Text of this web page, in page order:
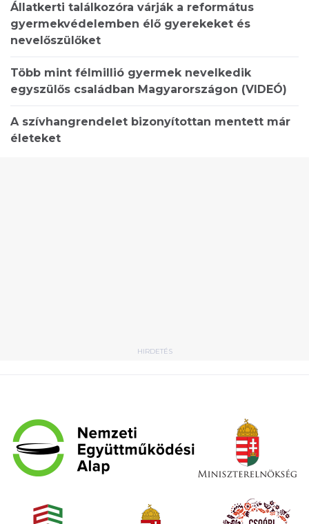
Állatkerti találkozóra várják a református
gyermekvédelemben élő gyerekeket és
nevelőszülőket
Több mint félmillió gyermek nevelkedik
egyszülős családban Magyarországon (VIDEÓ)
A szívhangrendelet bizonyítottan mentett már
életeket
HIRDETÉS